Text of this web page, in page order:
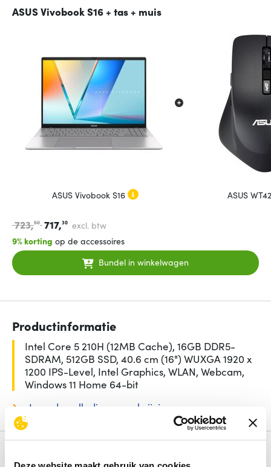
ASUS Vivobook S16 + tas + muis
ASUS Vivobook S16 ASUS
723,50 717,30
excl. btw
9% korting op de accessoires
Bundel in winkelwagen
Productinformatie
Intel Core 5 210H (12MB Cache), 16GB DDR5-
SDRAM, 512GB SSD, 40.6 cm (16") WUXGA 1920 x
1200 IPS-Level, Intel Graphics, WLAN, Webcam,
Windows 11 Home 64-bit
Lees de volledige omschrijving